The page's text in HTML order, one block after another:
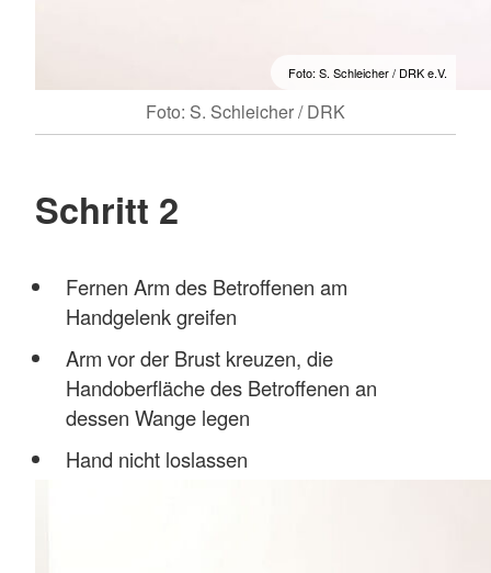
Foto: S. Schleicher / DRK e.V.
Foto: S. Schleicher / DRK
Schritt 2
Fernen Arm des Betroffenen am
Handgelenk greifen
Arm vor der Brust kreuzen, die
Handoberfläche des Betroffenen an
dessen Wange legen
Hand nicht loslassen